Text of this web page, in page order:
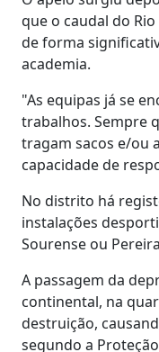
que o caudal do
de forma
academia.
"As equipas já se
trabalhos. Sempre
tragam sacos e/ou
capacidade de
No distrito há
instalações
Sourense ou
A passagem da
continental, na
destruição,
segundo a